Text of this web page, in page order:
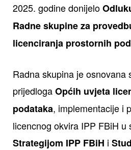
2025. godine donijelo
Radne skupine za
licenciranja prostornih
Radna skupina je osnovana
prijedlogaOpćih uvjeta
podataka, implementacije i
licencnog okvira IPP FBiH u
Strategijom IPP FBiH i